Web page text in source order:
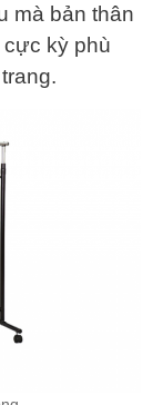
mà bản thân
cực kỳ phù